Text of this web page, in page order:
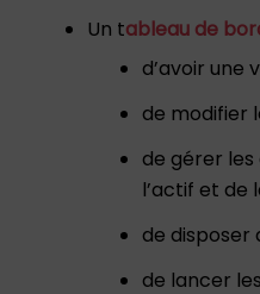
Un tableau de
d’avoir une
de modifier
de gérer
l’actif et de
de disposer
de lancer